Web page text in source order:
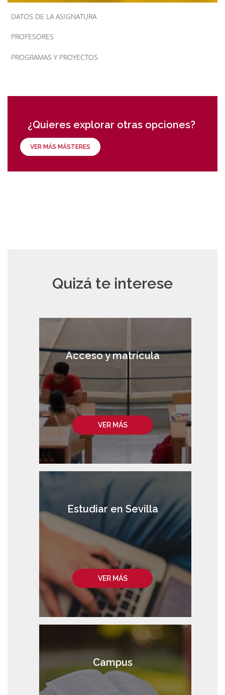
DATOS DE LA ASIGNATURA
PROFESORES
PROGRAMAS Y PROYECTOS
¿Quieres explorar otras opciones?
VER MÁS MÁSTERES
Quizá te interese
VER MÁS
Acceso y matrícula
VER MÁS
Estudiar en Sevilla
Campus